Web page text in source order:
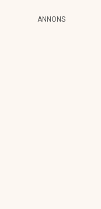
ANNONS